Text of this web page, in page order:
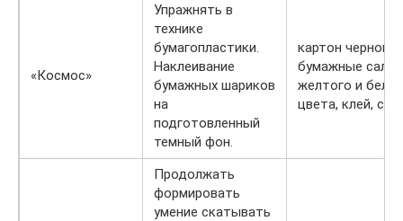
«Космос»
Упражнять в
технике
бумагопластики.
Наклеивание
бумажных шариков
на
подготовленный
темный фон.
картон черного
бумажные
желтого и
цвета, клей,
Продолжать
формировать
умение скатывать